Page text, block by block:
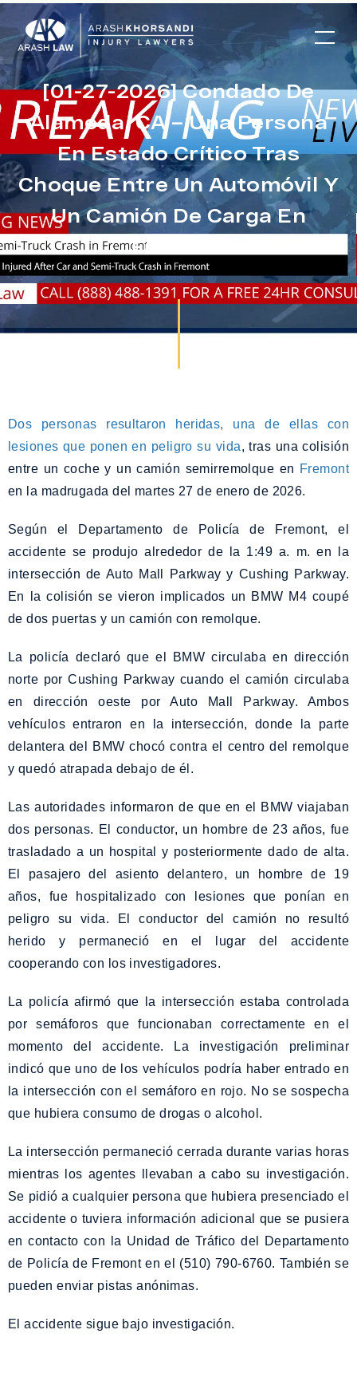
[01-27-2026] Condado De
Alameda, CA – Una Persona
En Estado Crítico Tras
Choque Entre Un Automóvil Y
Un Camión De Carga En
Fremont
Dos personas resultaron heridas, una de ellas con
lesiones que ponen en peligro su vida, tras una colisión
entre un coche y un camión semirremolque en Fremont
en la madrugada del martes 27 de enero de 2026.
Según el Departamento de Policía de Fremont, el
accidente se produjo alrededor de la 1:49 a. m. en la
intersección de Auto Mall Parkway y Cushing Parkway.
En la colisión se vieron implicados un BMW M4 coupé
de dos puertas y un camión con remolque.
La policía declaró que el BMW circulaba en dirección
norte por Cushing Parkway cuando el camión circulaba
en dirección oeste por Auto Mall Parkway. Ambos
vehículos entraron en la intersección, donde la parte
delantera del BMW chocó contra el centro del remolque
y quedó atrapada debajo de él.
Las autoridades informaron de que en el BMW viajaban
dos personas. El conductor, un hombre de 23 años, fue
trasladado a un hospital y posteriormente dado de alta.
El pasajero del asiento delantero, un hombre de 19
años, fue hospitalizado con lesiones que ponían en
peligro su vida. El conductor del camión no resultó
herido y permaneció en el lugar del accidente
cooperando con los investigadores.
La policía afirmó que la intersección estaba controlada
por semáforos que funcionaban correctamente en el
momento del accidente. La investigación preliminar
indicó que uno de los vehículos podría haber entrado en
la intersección con el semáforo en rojo. No se sospecha
que hubiera consumo de drogas o alcohol.
La intersección permaneció cerrada durante varias horas
mientras los agentes llevaban a cabo su investigación.
Se pidió a cualquier persona que hubiera presenciado el
accidente o tuviera información adicional que se pusiera
en contacto con la Unidad de Tráfico del Departamento
de Policía de Fremont en el (510) 790-6760. También se
pueden enviar pistas anónimas.
El accidente sigue bajo investigación.